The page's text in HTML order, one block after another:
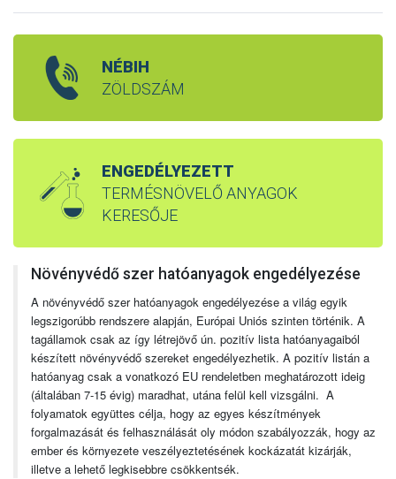
NÉBIH
ZÖLDSZÁM
ENGEDÉLYEZETT
TERMÉSNÖVELŐ ANYAGOK
KERESŐJE
Növényvédő szer hatóanyagok engedélyezése
A növényvédő szer hatóanyagok engedélyezése a világ egyik
legszigorúbb rendszere alapján, Európai Uniós szinten történik. A
tagállamok csak az így létrejövő ún. pozitív lista hatóanyagaiból
készített növényvédő szereket engedélyezhetik. A pozitív listán a
hatóanyag csak a vonatkozó EU rendeletben meghatározott ideig
(általában 7-15 évig) maradhat, utána felül kell vizsgálni. A
folyamatok együttes célja, hogy az egyes készítmények
forgalmazását és felhasználását oly módon szabályozzák, hogy az
ember és környezete veszélyeztetésének kockázatát kizárják,
illetve a lehető legkisebbre csökkentsék.